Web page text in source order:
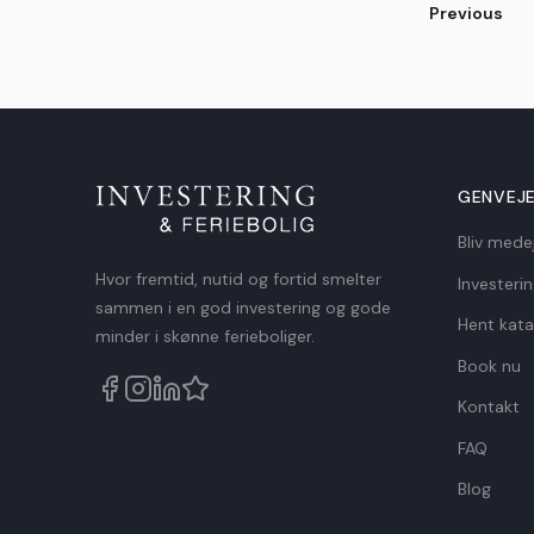
Previous
Hvor fremtid, nutid og fortid smelter
sammen i en god investering og gode
minder i skønne ferieboliger.
GENVEJE
Bliv
Hent
Book nu
Kontakt
FAQ
Blog